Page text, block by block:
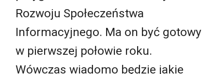
Rozwoju Społeczeństwa
Informacyjnego. Ma on być gotowy
w pierwszej połowie roku.
Wówczas wiadomo będzie jakie